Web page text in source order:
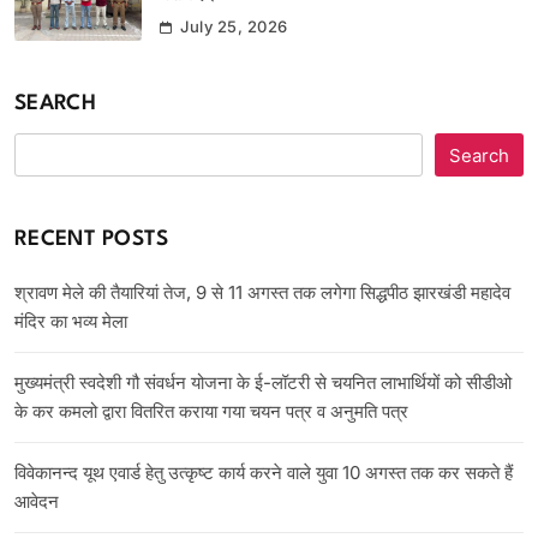
July 25, 2026
SEARCH
Search
RECENT POSTS
श्रावण मेले की तैयारियां तेज, 9 से 11 अगस्त तक लगेगा सिद्धपीठ झारखंडी महादेव
मंदिर का भव्य मेला
मुख्यमंत्री स्वदेशी गौ संवर्धन योजना के ई-लॉटरी से चयनित लाभार्थियों को सीडीओ
के कर कमलो द्वारा वितरित कराया गया चयन पत्र व अनुमति पत्र
विवेकानन्द यूथ एवार्ड हेतु उत्कृष्ट कार्य करने वाले युवा 10 अगस्त तक कर सकते हैं
आवेदन